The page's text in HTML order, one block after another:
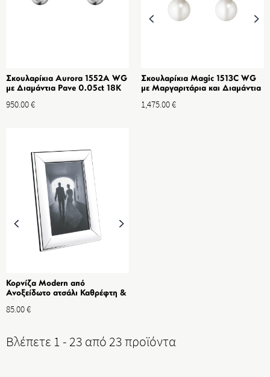
Σκουλαρίκια Aurora 1552A WG
με Διαμάντια Pave 0.05ct 18K
950.00€
Σκουλαρίκια Magic 1513C WG
με Μαργαριτάρια και Διαμάντια
1,475.00€
Κορνίζα Modern από
Ανοξείδωτο ατσάλι Καθρέφτη &
85.00€
Βλέπετε 1 - 23 από 23 προϊόντα